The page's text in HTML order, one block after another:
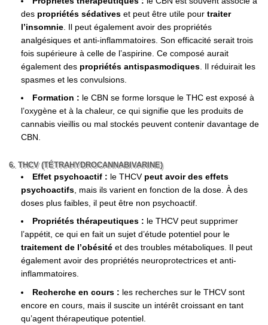
des propriétés sédatives et peut être utile pour traiter
l’insomnie . Il peut également avoir des propriétés
analgésiques et anti-inflammatoires. Son efficacité serait trois
fois supérieure à celle de l’aspirine. Ce composé aurait
également des propriétés antispasmodiques . Il réduirait les
spasmes et les convulsions.
Formation : le CBN se forme lorsque le THC est exposé à
l’oxygène et à la chaleur, ce qui signifie que les produits de
cannabis vieillis ou mal stockés peuvent contenir davantage de
CBN.
6. THCV (TÉTRAHYDROCANNABIVARINE)
Effet psychoactif : le THCV peut avoir des effets
psychoactifs , mais ils varient en fonction de la dose. À des
doses plus faibles, il peut être non psychoactif.
Propriétés thérapeutiques : le THCV peut supprimer
l’appétit, ce qui en fait un sujet d’étude potentiel pour le
traitement de l’obésité et des troubles métaboliques. Il peut
également avoir des propriétés neuroprotectrices et anti-
inflammatoires.
Recherche en cours : les recherches sur le THCV sont
encore en cours, mais il suscite un intérêt croissant en tant
qu’agent thérapeutique potentiel.